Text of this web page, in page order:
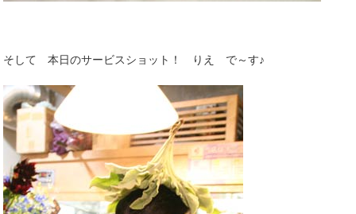
そして 本日のサービスショット！ りえ で～す♪